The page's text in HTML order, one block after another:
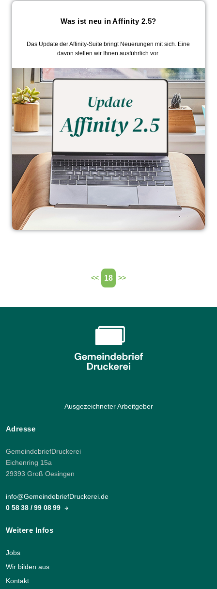
Was ist neu in Affinity 2.5?
Das Update der Affinity-Suite bringt Neuerungen mit sich. Eine
davon stellen wir Ihnen ausführlich vor.
<< 18 >>
Ausgezeichneter Arbeitgeber
Adresse
GemeindebriefDruckerei
Eichenring 15a
29393 Groß Oesingen
info@GemeindebriefDruckerei.de
0 58 38 / 99 08 99
Weitere Infos
Jobs
Wir bilden aus
Kontakt